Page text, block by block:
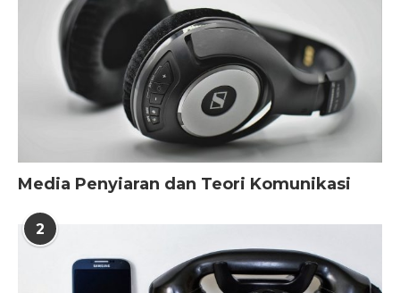
Media Penyiaran dan Teori Komunikasi
2